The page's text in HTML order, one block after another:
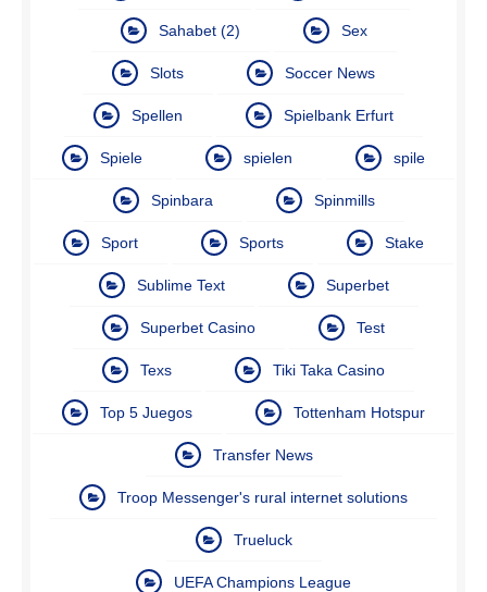
Sahabet (2) Sex
Slots Soccer News
Spellen Spielbank Erfurt
Spiele spielen spile
Spinbara Spinmills
Sport Sports Stake
Sublime Text Superbet
Superbet Casino Test
Texs Tiki Taka Casino
Top 5 Juegos Tottenham Hotspur
Transfer News
Troop Messenger's rural internet solutions
Trueluck
UEFA Champions League